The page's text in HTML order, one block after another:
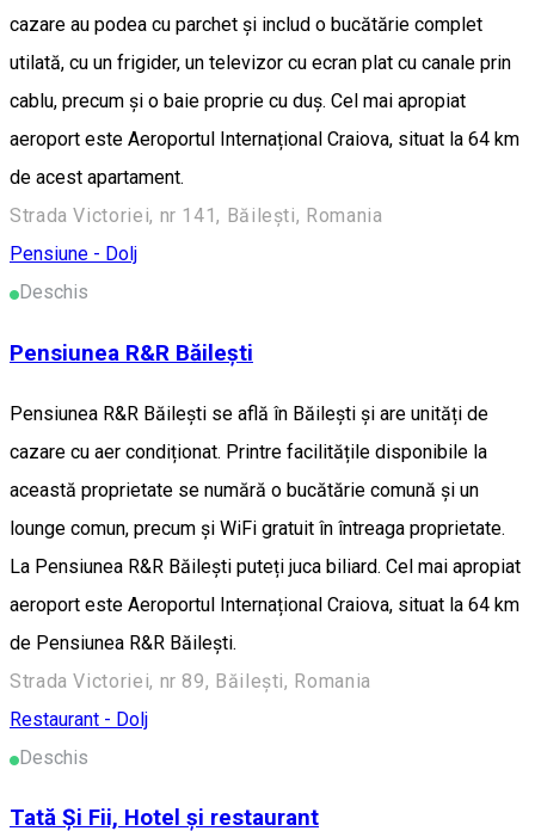
cazare au podea cu parchet și includ o bucătărie complet
utilată, cu un frigider, un televizor cu ecran plat cu canale prin
cablu, precum și o baie proprie cu duș. Cel mai apropiat
aeroport este Aeroportul Internațional Craiova, situat la 64 km
de acest apartament.
Strada Victoriei, nr 141, Băilești, Romania
Pensiune - Dolj
Deschis
Pensiunea R&R Băilești
Pensiunea R&R Băilești se află în Băileşti și are unități de
cazare cu aer condiționat. Printre facilitățile disponibile la
această proprietate se numără o bucătărie comună și un
lounge comun, precum și WiFi gratuit în întreaga proprietate.
La Pensiunea R&R Băilești puteți juca biliard. Cel mai apropiat
aeroport este Aeroportul Internațional Craiova, situat la 64 km
de Pensiunea R&R Băilești.
Strada Victoriei, nr 89, Băilești, Romania
Restaurant - Dolj
Deschis
Tată Și Fii, Hotel și restaurant